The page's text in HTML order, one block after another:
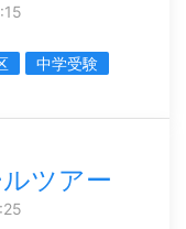
中学受験
ツアー